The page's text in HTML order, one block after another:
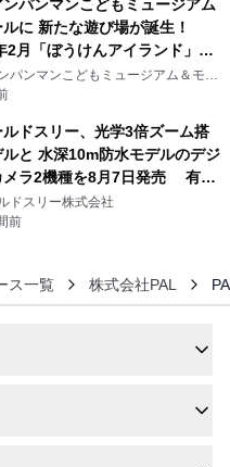
パンマンこどもミュージアム
ルに 新たな遊び場が誕生！
2月「ぼうけんアイランド」が
ンパンマンこどもミュージアム＆モー
ルドスリー、光学3倍ズーム搭
と 水深10m防水モデルのデジ
メラ2機種を8月7日発売 有効
万画素、用途別に選べるコンデ
場
ドスリー株式会社
前
ス一覧 株式会社PAL